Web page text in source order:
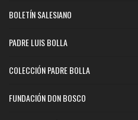
BOLETÍN SALESIANO
PADRE LUIS BOLLA
COLECCIÓN PADRE BOLLA
FUNDACIÓN DON BOSCO